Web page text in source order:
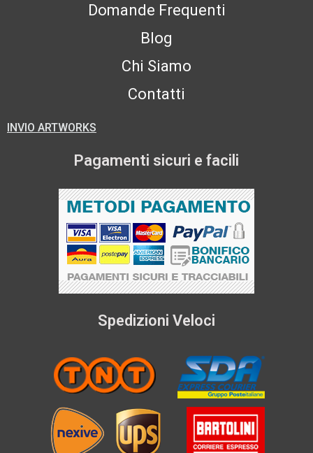
Domande Frequenti
Blog
Chi Siamo
Contatti
INVIO ARTWORKS
Pagamenti sicuri e facili
Spedizioni Veloci